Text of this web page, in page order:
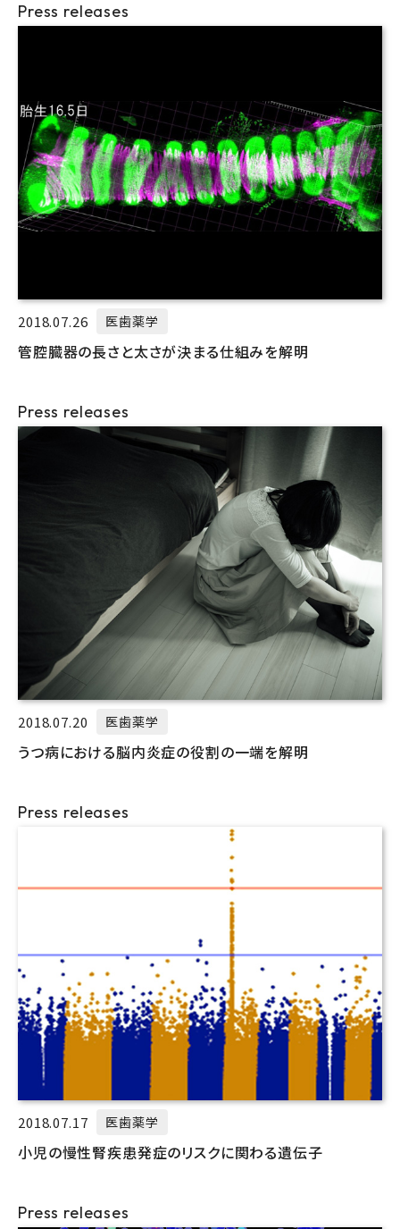
Press releases
2018.07.26 医歯薬学
管腔臓器の長さと太さが決まる仕組みを解明
Press releases
2018.07.20 医歯薬学
うつ病における脳内炎症の役割の一端を解明
Press releases
2018.07.17 医歯薬学
小児の慢性腎疾患発症のリスクに関わる遺伝子
Press releases